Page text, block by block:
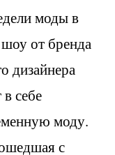
моды в
от бренда
дизайнера
себе
моду.
с